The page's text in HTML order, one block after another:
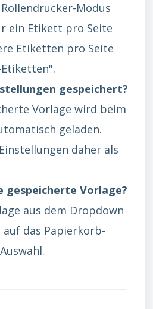
Modus
ein Etikett pro Seite
Etiketten pro Seite
gespeichert?
Vorlage wird beim
geladen.
daher als
gespeicherte Vorlage?
aus dem Dropdown
auf das Papierkorb-